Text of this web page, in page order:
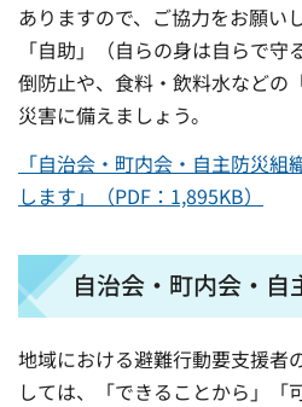
ありますので、ご協力をお願い
「自助」（自らの身は自らで
倒防止や、食料・飲料水などの
災害に備えましょう。
「自治会・町内会・自主防災
します」（PDF：1,895KB）
自治会・町内会・自
地域における避難行動要支援者
しては、「できることから」「